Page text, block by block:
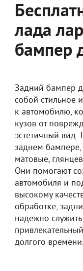
лада
бампер
Задний бампер
собой стильное
к автомобилю,
кузов от
эстетичный вид.
заднем
матовые,
Они помогают
автомобиля и
высокому
обработке,
надежно
долгого времени.